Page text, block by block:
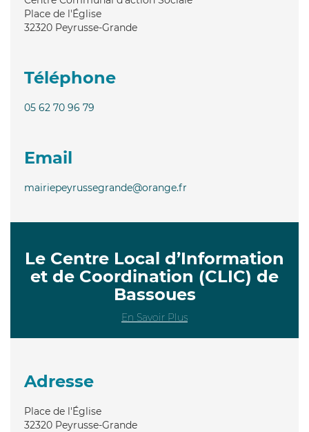
Place de l'Église
32320 Peyrusse-Grande
Téléphone
05 62 70 96 79
Email
mairiepeyrussegrande@orange.fr
Le Centre Local d’Information
et de Coordination (CLIC) de
Bassoues
En Savoir Plus
Adresse
Place de l'Église
32320 Peyrusse-Grande